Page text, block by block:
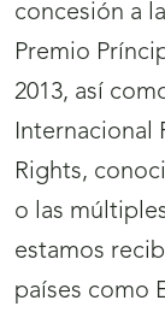
concesión a
Premio
2013, así
Internacional
Rights,
o las
estamos
países como